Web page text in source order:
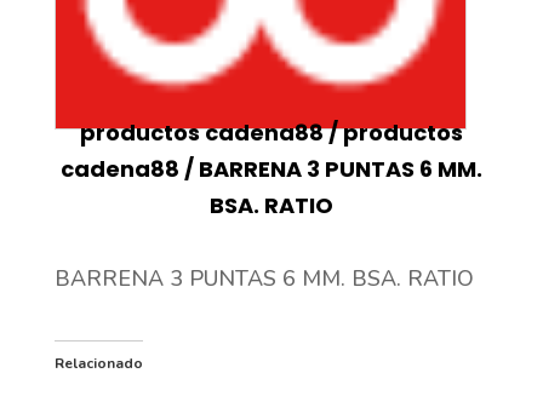
productos cadena88/productos
cadena88 / BARRENA 3 PUNTAS 6 MM.
BSA. RATIO
BARRENA 3 PUNTAS 6 MM. BSA. RATIO
Relacionado